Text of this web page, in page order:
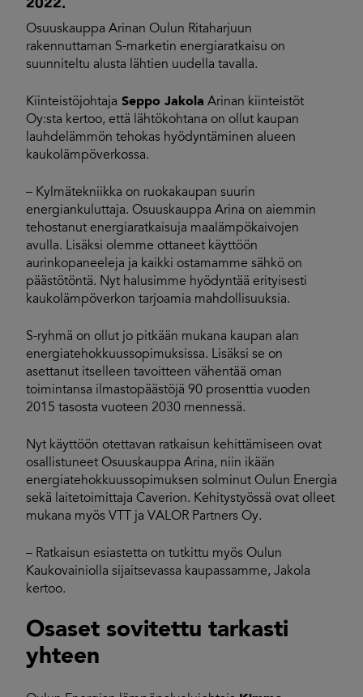
2022.
Osuuskauppa Arinan Oulun Ritaharjuun
rakennuttaman S-marketin energiaratkaisu on
suunniteltu alusta lähtien uudella tavalla.
Kiinteistöjohtaja Seppo Jakola Arinan kiinteistöt
Oy:sta kertoo, että lähtökohtana on ollut kaupan
lauhdelämmön tehokas hyödyntäminen alueen
kaukolämpöverkossa.
– Kylmätekniikka on ruokakaupan suurin
energiankuluttaja. Osuuskauppa Arina on aiemmin
tehostanut energiaratkaisuja maalämpökaivojen
avulla. Lisäksi olemme ottaneet käyttöön
aurinkopaneeleja ja kaikki ostamamme sähkö on
päästötöntä. Nyt halusimme hyödyntää erityisesti
kaukolämpöverkon tarjoamia mahdollisuuksia.
S-ryhmä on ollut jo pitkään mukana kaupan alan
energiatehokkuussopimuksissa. Lisäksi se on
asettanut itselleen tavoitteen vähentää oman
toimintansa ilmastopäästöjä 90 prosenttia vuoden
2015 tasosta vuoteen 2030 mennessä.
Nyt käyttöön otettavan ratkaisun kehittämiseen ovat
osallistuneet Osuuskauppa Arina, niin ikään
energiatehokkuussopimuksen solminut Oulun Energia
sekä laitetoimittaja Caverion. Kehitystyössä ovat olleet
mukana myös VTT ja VALOR Partners Oy.
– Ratkaisun esiastetta on tutkittu myös Oulun
Kaukovainiolla sijaitsevassa kaupassamme, Jakola
kertoo.
Osaset sovitettu tarkasti
yhteen